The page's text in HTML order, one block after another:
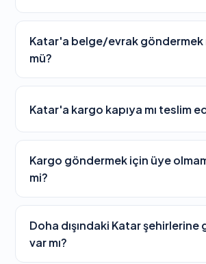
Katar'a belge/evrak göndermek
mü?
Katar'a kargo kapıya mı teslim
Kargo göndermek için üye
mi?
Doha dışındaki Katar şehirlerine
var mı?